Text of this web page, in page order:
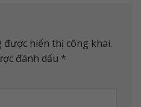
được hiển thị công khai.
đánh dấu *